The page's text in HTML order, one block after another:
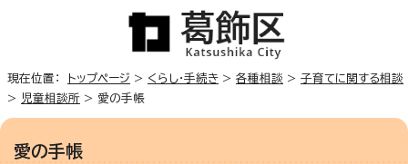
現在位置： トップページ > くらし・手続き > 各種相談 > 子育てに関する相談
> 児童相談所 > 愛の手帳
愛の手帳